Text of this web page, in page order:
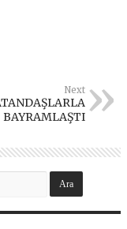
Next
BAYRAMLAŞTI